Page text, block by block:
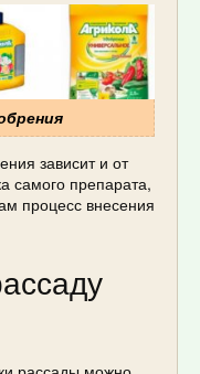
зависит и от
самого препарата,
процесс внесения